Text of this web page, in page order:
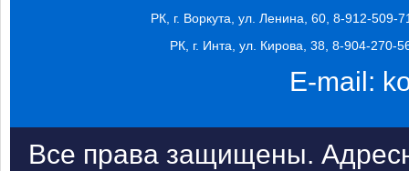
РК, г. Воркута, ул. Ленина, 60, 8-912-509-
РК, г. Инта, ул. Кирова, 38, 8-904-270-
E-mail:
Все права защищены.